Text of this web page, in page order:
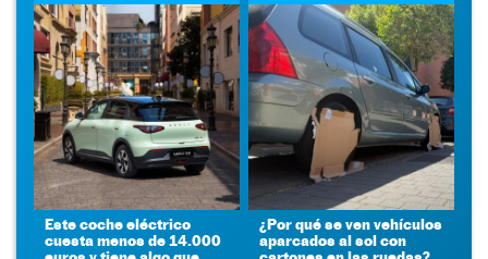
Este coche eléctrico
cuesta menos de 14.000
¿Por qué se ven vehículos
aparcados al sol con